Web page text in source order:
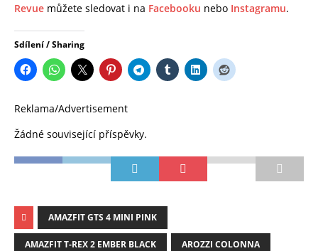
Revue můžete sledovat i na Facebooku nebo Instagramu.
Sdílení / Sharing
Reklama/Advertisement
Žádné související příspěvky.
AMAZFIT GTS 4 MINI PINK
AMAZFIT T-REX 2 EMBER BLACK AROZZI COLONNA